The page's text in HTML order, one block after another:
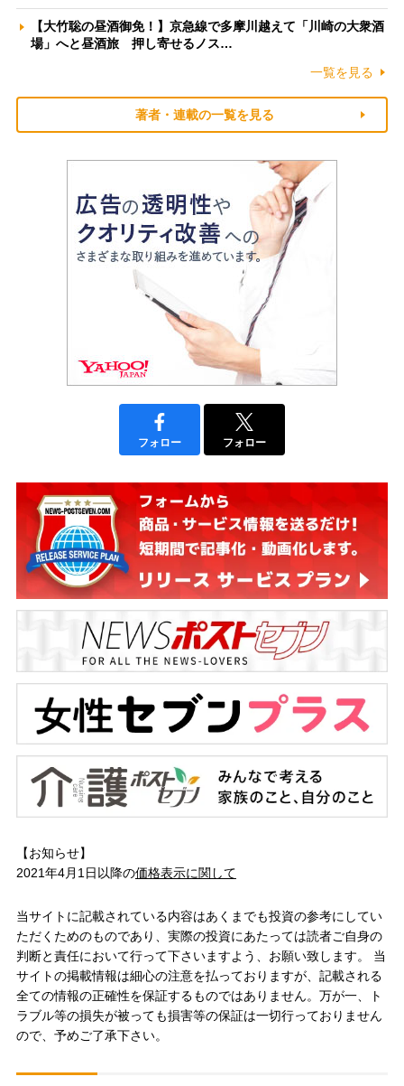
【大竹聡の昼酒御免！】京急線で多摩川越えて「川崎の大衆酒
場」へと昼酒旅 押し寄せるノス…
一覧を見る
著者・連載の一覧を見る
フォロー フォロー
【お知らせ】
2021年4月1日以降の価格表示に関して
当サイトに記載されている内容はあくまでも投資の参考にしてい
ただくためのものであり、実際の投資にあたっては読者ご自身の
判断と責任において行って下さいますよう、お願い致します。 当
サイトの掲載情報は細心の注意を払っておりますが、記載される
全ての情報の正確性を保証するものではありません。万が一、ト
ラブル等の損失が被っても損害等の保証は一切行っておりません
ので、予めご了承下さい。